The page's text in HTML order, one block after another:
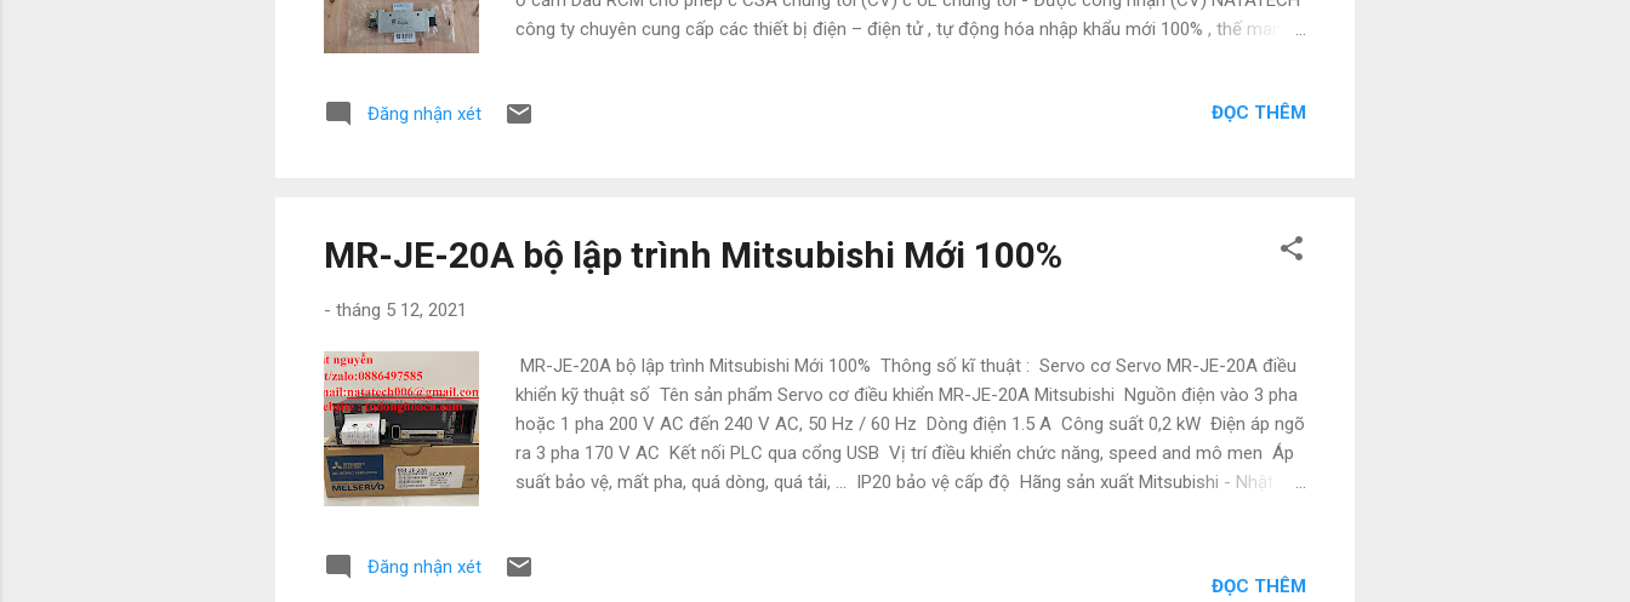
công ty chuyên cung cấp các thiết bị điện – điện tử , tự động hóa nhập khẩu mới 100% , thế manh
trường , Hàng hóa chính hãng , bảo hành đầy đủ 12 tháng , lỗi 1 đổi 1 (do nhà sản xuất ) Nếu
Đăng nhận xét ĐỌC THÊM
MR-JE-20A bộ lập trình Mitsubishi Mới 100%
- tháng 5 12, 2021
MR-JE-20A bộ lập trình Mitsubishi Mới 100% Thông số kĩ thuật : Servo cơ Servo MR-JE-20A điều
khiển kỹ thuật số Tên sản phẩm Servo cơ điều khiển MR-JE-20A Mitsubishi Nguồn điện vào 3 pha
hoặc 1 pha 200 V AC đến 240 V AC, 50 Hz / 60 Hz Dòng điện 1.5 A Công suất 0,2 kW Điện áp ngõ
ra 3 pha 170 V AC Kết nối PLC qua cổng USB Vị trí điều khiển chức năng, speed and mô men Áp
suất bảo vệ, mất pha, quá dòng, quá tải, ... IP20 bảo vệ cấp độ Hãng sản xuất Mitsubishi - Nhật
Vì là hàng nhập nên có giá cực kì tốt. Giá bao luôn thị trường Để được tư vấn và hỗ trợ liên hệ ngay
Đăng nhận xét
ĐỌC THÊM